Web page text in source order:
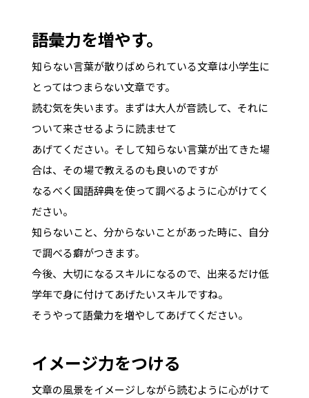
語彙力を増やす。
知らない言葉が散りばめられている文章は小学生に
とってはつまらない文章です。
読む気を失います。まずは大人が音読して、それに
ついて来させるように読ませて
あげてください。そして知らない言葉が出てきた場
合は、その場で教えるのも良いのですが
なるべく国語辞典を使って調べるように心がけてく
ださい。
知らないこと、分からないことがあった時に、自分
で調べる癖がつきます。
今後、大切になるスキルになるので、出来るだけ低
学年で身に付けてあげたいスキルですね。
そうやって語彙力を増やしてあげてください。
イメージ力をつける
文章の風景をイメージしながら読むように心がけて